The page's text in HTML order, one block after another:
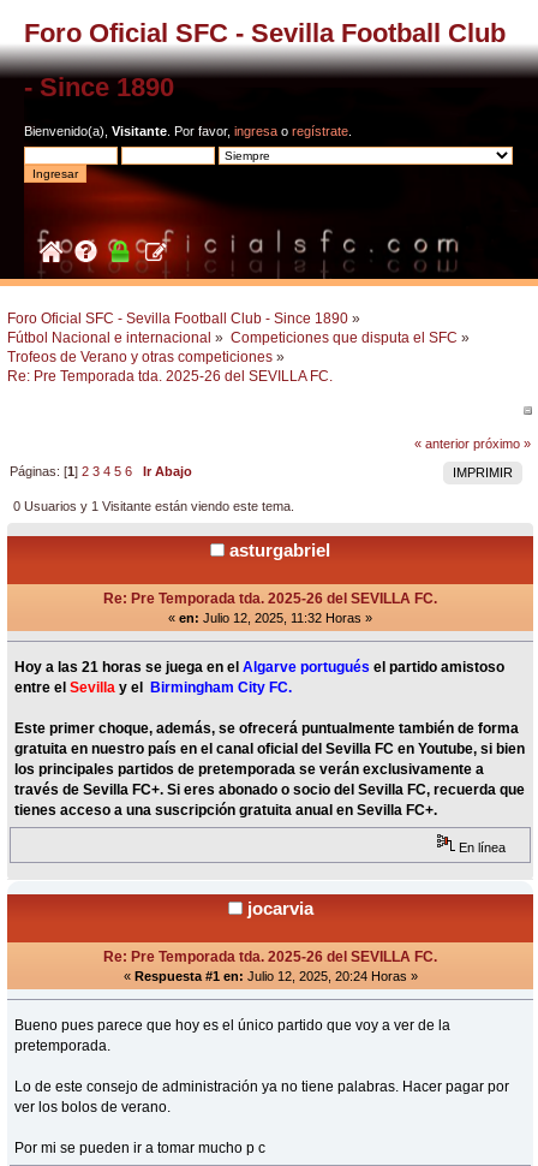
Foro Oficial SFC - Sevilla Football Club
- Since 1890
Bienvenido(a), Visitante . Por favor, ingresa o regístrate
Foro Oficial SFC - Sevilla Football Club - Since 1890 »
Fútbol Nacional e internacional » Competiciones que disputa el SFC »
Trofeos de Verano y otras competiciones »
Re: Pre Temporada tda. 2025-26 del SEVILLA FC.
« anterior próximo »
IMPRIMIR
Páginas: [1]2 3 4 5 6 Ir Abajo
0 Usuarios y 1 Visitante están viendo este tema.
asturgabriel
Re: Pre Temporada tda. 2025-26 del SEVILLA FC.
« en: Julio 12, 2025, 11:32 Horas »
Hoy a las 21 horas se juega en elAlgarve portuguésel partido amistoso
entre elSevilla y elBirmingham City FC.
Este primer choque, además, se ofrecerá puntualmente también de forma
gratuita en nuestro país en el canal oficial del Sevilla FC en Youtube, si bien
los principales partidos de pretemporada se verán exclusivamente a
través de Sevilla FC+. Si eres abonado o socio del Sevilla FC, recuerda que
tienes acceso a una suscripción gratuita anual en Sevilla FC+.
En línea
jocarvia
Re: Pre Temporada tda. 2025-26 del SEVILLA FC.
« Respuesta #1 en: Julio 12, 2025, 20:24 Horas »
Bueno pues parece que hoy es el único partido que voy a ver de la
pretemporada.
Lo de este consejo de administración ya no tiene palabras. Hacer pagar por
ver los bolos de verano.
Por mi se pueden ir a tomar mucho p c